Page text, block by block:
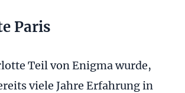
Paris
Teil von Enigma wurde,
viele Jahre Erfahrung in